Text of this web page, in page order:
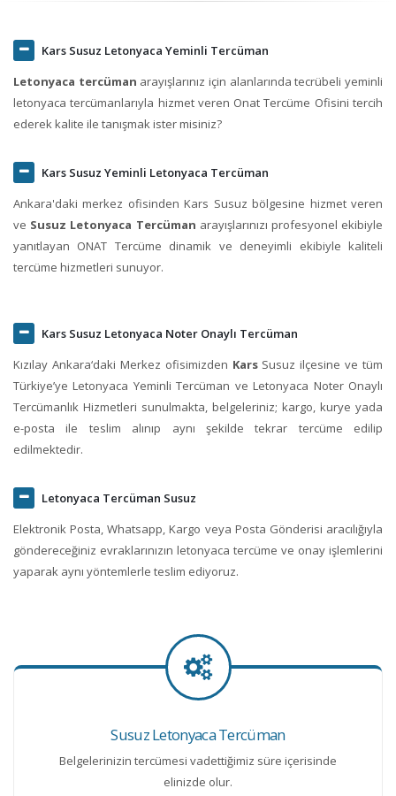
Kars Susuz Letonyaca Yeminli Tercüman
Letonyaca tercüman arayışlarınız için alanlarında tecrübeli yeminli
letonyaca tercümanlarıyla hizmet veren Onat Tercüme Ofisini tercih
ederek kalite ile tanışmak ister misiniz?
Kars Susuz Yeminli Letonyaca Tercüman
Ankara'daki merkez ofisinden Kars Susuz bölgesine hizmet veren
ve Susuz Letonyaca Tercüman arayışlarınızı profesyonel ekibiyle
yanıtlayan ONAT Tercüme dinamik ve deneyimli ekibiyle kaliteli
tercüme hizmetleri sunuyor.
Kars Susuz Letonyaca Noter Onaylı Tercüman
Kızılay Ankara‘daki Merkez ofisimizden KarsSusuz ilçesine ve tüm
Türkiye’ye Letonyaca Yeminli Tercüman ve Letonyaca Noter Onaylı
Tercümanlık Hizmetleri sunulmakta, belgeleriniz; kargo, kurye yada
e-posta ile teslim alınıp aynı şekilde tekrar tercüme edilip
edilmektedir.
Letonyaca Tercüman Susuz
Elektronik Posta, Whatsapp, Kargo veya Posta Gönderisi aracılığıyla
göndereceğiniz evraklarınızın letonyaca tercüme ve onay işlemlerini
yaparak aynı yöntemlerle teslim ediyoruz.
Susuz Letonyaca Tercüman
Belgelerinizin tercümesi vadettiğimiz süre içerisinde
elinizde olur.